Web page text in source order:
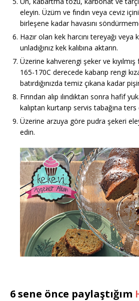
eleyin. Üzüm ve fındın veya ceviz
birleşene kadar havasını
Hazır olan kek harcını tereyağı veya
unladığınız kek kalıbına aktarın.
Üzerine kahverengi şeker ve kıyılmış
165-170C derecede kabarıp rengi
batırdığınızda temiz çıkana kadar
Fırından alıp ılındıktan sonra hafif
kalıptan kurtarıp servis tabağına ters
Üzerine arzuya göre pudra şekeri
edin.
6 sene önce paylaştığım